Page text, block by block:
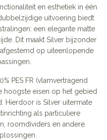
en esthetiek in één
uitvoering biedt
een elegante matte
Dit maakt Silver bijzonder
op uiteenlopende
PES FR (vlamvertragend
hoogste eisen op het gebied
Hierdoor is Silver uitermate
als particuliere
roomdividers en andere